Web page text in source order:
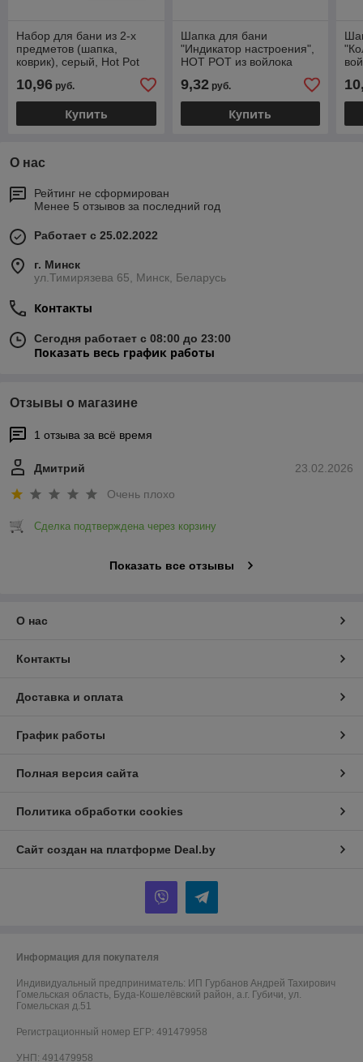
Набор для бани из 2-х
предметов (шапка,
коврик), серый, Hot Pot
10,96 руб.
Купить
Шапка для бани
"Индикатор настроения",
HOT POT из войлока
9,32руб.
Купить
О нас
Рейтинг не сформирован
Менее 5 отзывов за последний год
Работает с 25.02.2022
г. Минск
ул.Тимирязева 65, Минск, Беларусь
Контакты
Сегодня работает с 08:00 до 23:00
Показать весь график работы
Отзывы о магазине
1 отзыва за всё время
23.02.2026
Дмитрий
Очень плохо
Сделка подтверждена через корзину
Показать все отзывы
О нас
Контакты
Доставка и оплата
График работы
Полная версия сайта
Политика обработки cookies
Сайт создан на платформе Deal.by
Информация для покупателя
Индивидуальный предприниматель: ИП Гурбанов Андрей Тахирович
Гомельская область, Буда-Кошелёвский район, а.г. Губичи, ул.
Гомельская д.51
Регистрационный номер ЕГР: 491479958
УНП: 491479958